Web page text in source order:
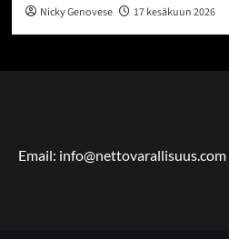
Nicky Genovese 17 kesäkuun 2026
Email: info@nettovarallisuus.com